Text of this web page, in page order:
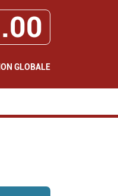
GLOBALE